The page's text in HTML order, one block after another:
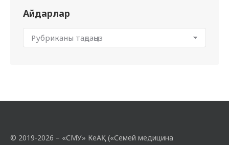
Айдарлар
© 2019-2026 – «СМУ» КеАҚ («Семей медицина